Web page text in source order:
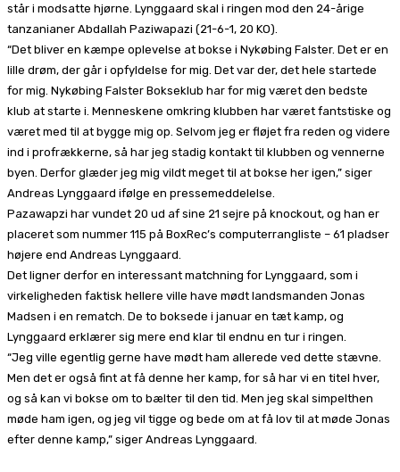
står i modsatte hjørne. Lynggaard skal i ringen mod den 24-årige
tanzanianer Abdallah Paziwapazi (21-6-1, 20 KO).
“Det bliver en kæmpe oplevelse at bokse i Nykøbing Falster. Det er en
lille drøm, der går i opfyldelse for mig. Det var der, det hele startede
for mig. Nykøbing Falster Bokseklub har for mig været den bedste
klub at starte i. Menneskene omkring klubben har været fantstiske og
været med til at bygge mig op. Selvom jeg er fløjet fra reden og videre
ind i profrækkerne, så har jeg stadig kontakt til klubben og vennerne
byen. Derfor glæder jeg mig vildt meget til at bokse her igen,” siger
Andreas Lynggaard ifølge en pressemeddelelse.
Pazawapzi har vundet 20 ud af sine 21 sejre på knockout, og han er
placeret som nummer 115 på BoxRec’s computerrangliste – 61 pladser
højere end Andreas Lynggaard.
Det ligner derfor en interessant matchning for Lynggaard, som i
virkeligheden faktisk hellere ville have mødt landsmanden Jonas
Madsen i en rematch. De to boksede i januar en tæt kamp, og
Lynggaard erklærer sig mere end klar til endnu en tur i ringen.
“Jeg ville egentlig gerne have mødt ham allerede ved dette stævne.
Men det er også fint at få denne her kamp, for så har vi en titel hver,
og så kan vi bokse om to bælter til den tid. Men jeg skal simpelthen
møde ham igen, og jeg vil tigge og bede om at få lov til at møde Jonas
efter denne kamp,” siger Andreas Lynggaard.